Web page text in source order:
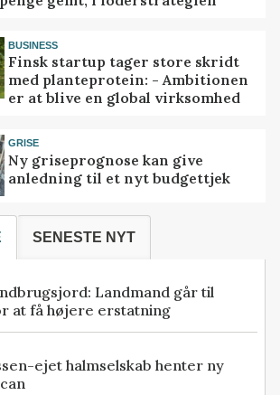
BUSINESS
Finsk startup tager store skridt
med planteprotein: - Ambitionen
er at blive en global virksomhed
GRISE
Ny griseprognose kan give
anledning til et nyt budgettjek
SENESTE NYT
Landmand går til
at få højere erstatning
ejet halmselskab henter ny